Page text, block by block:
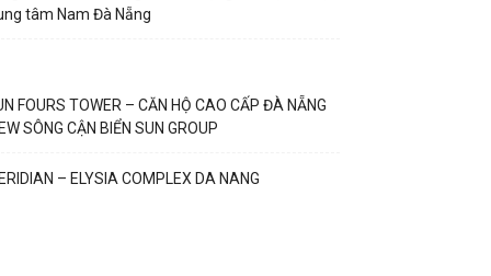
tâm Nam Đà Nẵng
FOURS TOWER – CĂN HỘ CAO CẤP ĐÀ NẴNG
SÔNG CẬN BIỂN SUN GROUP
– ELYSIA COMPLEX DA NANG